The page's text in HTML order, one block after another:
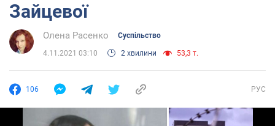
Зайцевої
Олена Расенко Суспільство
4.11.2021 03:10 2 хвилини 53,3 т.
106 РУС